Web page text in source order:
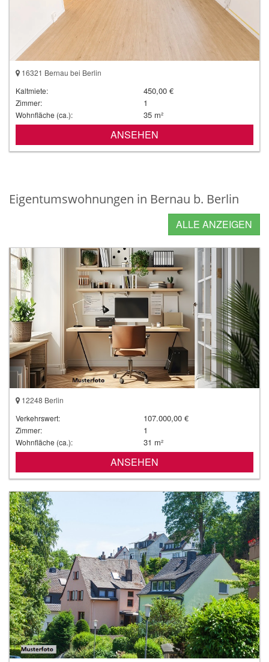
16321 Bernau bei Berlin
Kaltmiete:
450,00 €
Zimmer: 1
Wohnfläche (ca.): 35 m²
ANSEHEN
Eigentumswohnungen in Bernau b. Berlin
ALLE ANZEIGEN
12248 Berlin
Verkehrswert:
107.000,00 €
Zimmer: 1
Wohnfläche (ca.): 31 m²
ANSEHEN